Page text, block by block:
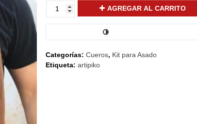
DELANTAL
CUERO
AGREGAR AL CARRITO
Categorías:Cueros, Kit para Asado
Etiqueta:artipiko